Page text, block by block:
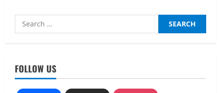
Search
for:
FOLLOW US